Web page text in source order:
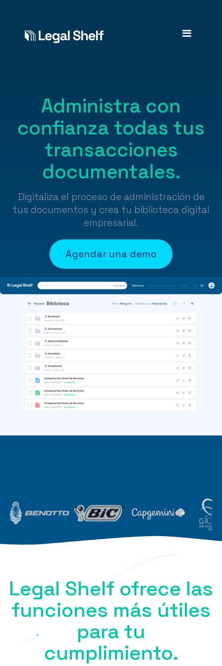
Administra con
confianza todas tus
transacciones
documentales.
Digitaliza el proceso de administración de
tus documentos y crea tu biblioteca digital
empresarial.
Agendar una demo
Legal Shelf ofrece las
funciones más útiles
para tu
cumplimiento.